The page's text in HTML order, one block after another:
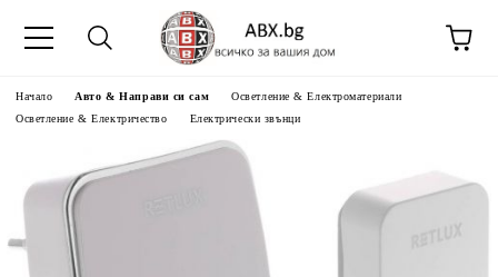
Начало Авто & Направи си сам
Осветление & Електроматериали
Осветление & Електричество
Електрически звънци